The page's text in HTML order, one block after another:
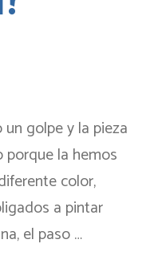
golpe y la pieza
la hemos
color,
a pintar
el paso …